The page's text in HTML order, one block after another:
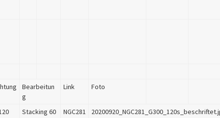
Bearbeitun
g
Link Foto
Stacking 60
NGC281